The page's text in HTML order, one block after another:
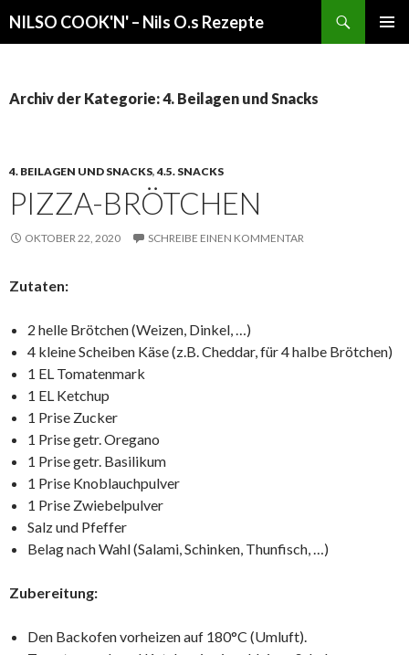
NILSO COOK'N' – Nils O.s Rezepte
Archiv der Kategorie: 4. Beilagen und Snacks
4. BEILAGEN UND SNACKS, 4.5. SNACKS
PIZZA-BRÖTCHEN
OKTOBER 22, 2020 SCHREIBE EINEN KOMMENTAR
Zutaten:
2 helle Brötchen (Weizen, Dinkel, …)
4 kleine Scheiben Käse (z.B. Cheddar, für 4 halbe Brötchen)
1 EL Tomatenmark
1 EL Ketchup
1 Prise Zucker
1 Prise getr. Oregano
1 Prise getr. Basilikum
1 Prise Knoblauchpulver
1 Prise Zwiebelpulver
Salz und Pfeffer
Belag nach Wahl (Salami, Schinken, Thunfisch, …)
Zubereitung:
Den Backofen vorheizen auf 180°C (Umluft).